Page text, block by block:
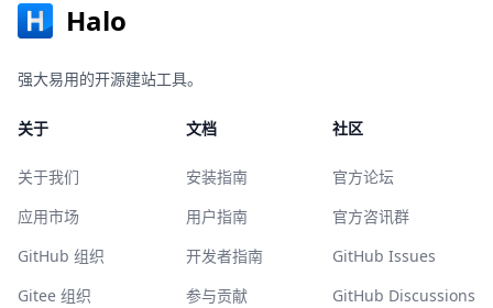
Halo
强大易用的开源建站工具。
关于
关于我们
应用市场
GitHub 组织
Gitee 组织
文档
安装指南
用户指南
开发者指南
参与贡献
社区
官方论坛
官方咨讯群
GitHub Issues
GitHub Discussions